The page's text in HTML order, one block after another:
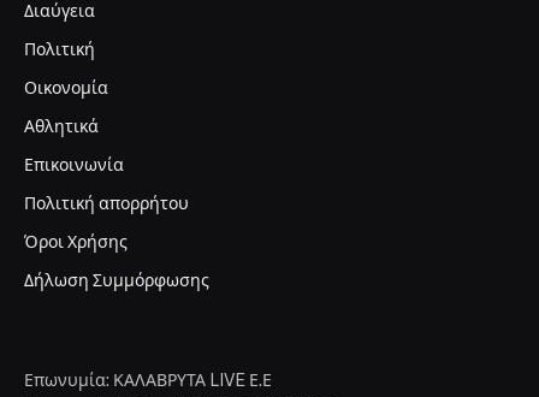
Διαύγεια
Πολιτική
Οικονομία
Αθλητικά
Επικοινωνία
Πολιτική απορρήτου
Όροι Χρήσης
Δήλωση Συμμόρφωσης
Επωνυμία: ΚΑΛΑΒΡΥΤΑ LIVE Ε.Ε